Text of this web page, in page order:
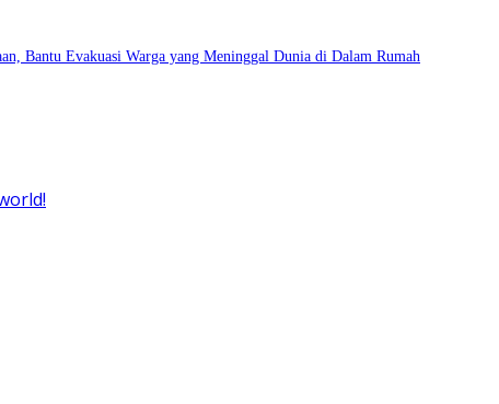
Bantu Evakuasi Warga yang Meninggal Dunia di Dalam Rumah